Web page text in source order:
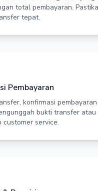
total pembayaran.
tepat.
Pembayaran
konfirmasi
bukti transfer atau
service.